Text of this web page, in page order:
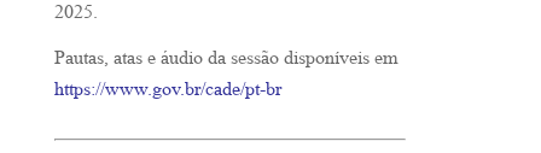
2025.
Pautas, atas e áudio da sessão disponíveis em
https://www.gov.br/cade/pt-br